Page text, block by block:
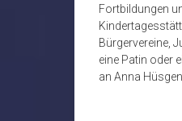
Fortbildungen
Bürgervereine,
eine Patin oder
an Anna